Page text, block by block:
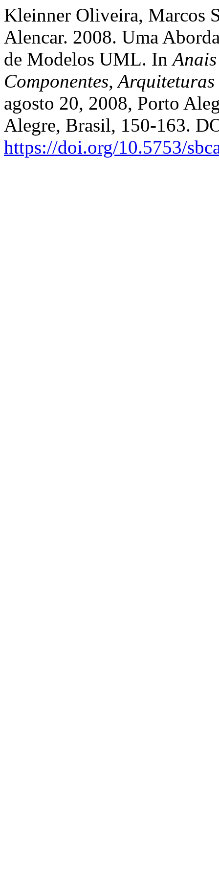
Kleinner Oliveira, Marcos
Alencar. 2008. Uma
de Modelos UML. In
Componentes,
agosto 20, 2008, Porto
Alegre, Brasil, 150-163.
https://doi.org/10.5753/